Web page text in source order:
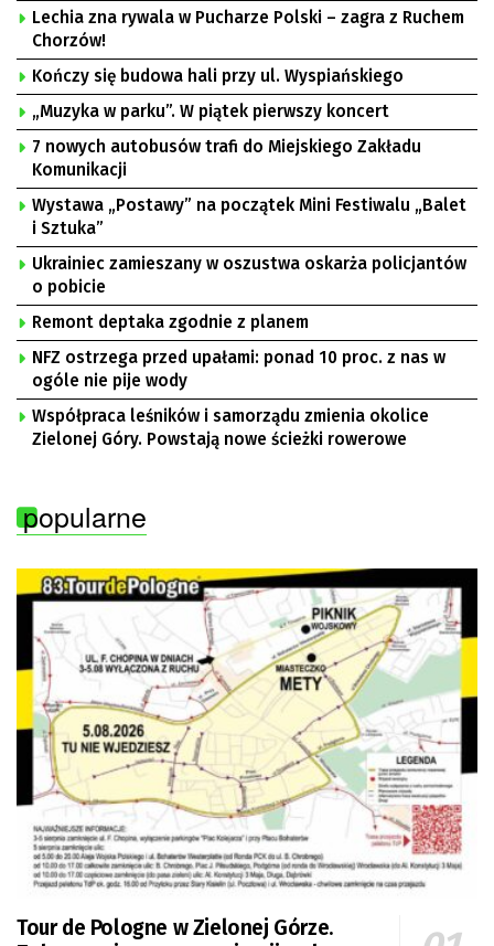
Lechia zna rywala w Pucharze Polski – zagra z Ruchem
Chorzów!
Kończy się budowa hali przy ul. Wyspiańskiego
„Muzyka w parku”. W piątek pierwszy koncert
7 nowych autobusów trafi do Miejskiego Zakładu
Komunikacji
Wystawa „Postawy” na początek Mini Festiwalu „Balet
i Sztuka”
Ukrainiec zamieszany w oszustwa oskarża policjantów
o pobicie
Remont deptaka zgodnie z planem
NFZ ostrzega przed upałami: ponad 10 proc. z nas w
ogóle nie pije wody
Współpraca leśników i samorządu zmienia okolice
Zielonej Góry. Powstają nowe ścieżki rowerowe
popularne
Tour de Pologne w Zielonej Górze.